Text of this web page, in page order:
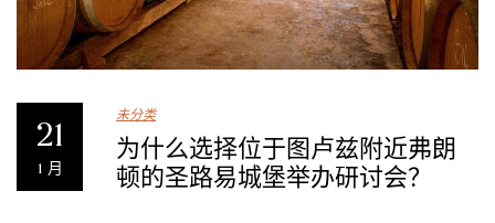
21
1 月
未分类
为什么选择位于图卢兹附近弗朗
顿的圣路易城堡举办研讨会？